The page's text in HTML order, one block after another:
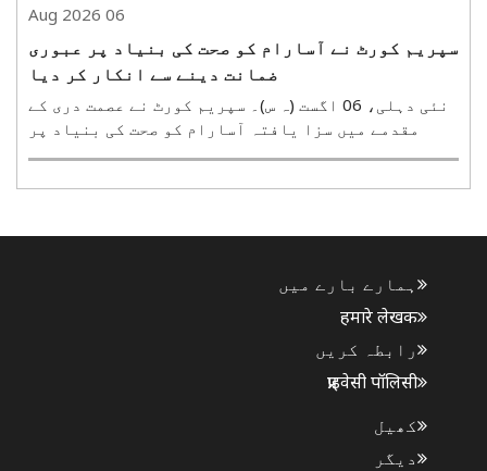
06 Aug 2026
سپریم کورٹ نے آسارام کو صحت کی بنیاد پر عبوری
ضمانت دینے سے انکار کر دیا
نئی دہلی، 06 اگست (ہ س)۔ سپریم کورٹ نے عصمت دری کے
مقدمے میں سزا یافتہ آسارام کو صحت کی بنیاد پر
عبوری ضمانت دینے سے انکار کر دیا ہے۔ تاہم، جسٹس
ہمارے بارے میں
हमारे लेखक
رابطہ کریں
प्राइवेसी पॉलिसी
کھیل
دیگر